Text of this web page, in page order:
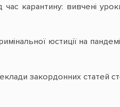
час карантину: вивчені
юстиції на
закордонних статей